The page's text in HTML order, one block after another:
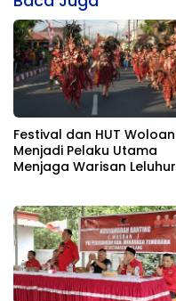
Festival dan HUT Woloan
Menjadi Pelaku Utama
Menjaga Warisan Leluhur